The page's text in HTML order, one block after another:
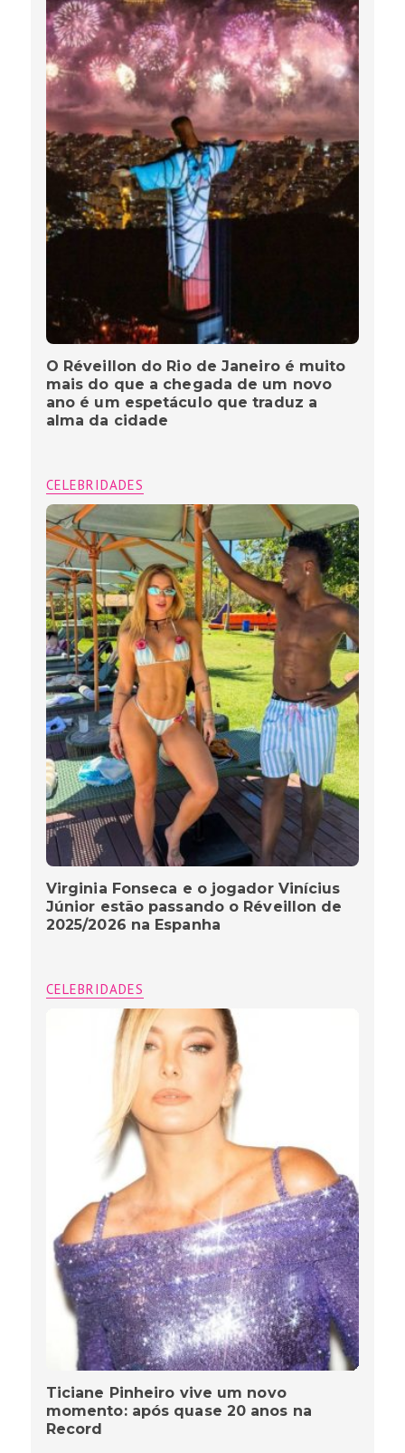
O Réveillon do Rio de Janeiro é muito
mais do que a chegada de um novo
ano é um espetáculo que traduz a
alma da cidade
CELEBRIDADES
Virginia Fonseca e o jogador Vinícius
Júnior estão passando o Réveillon de
2025/2026 na Espanha
CELEBRIDADES
Ticiane Pinheiro vive um novo
momento: após quase 20 anos na
Record